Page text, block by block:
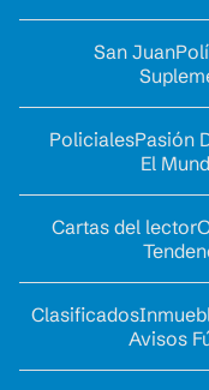
San Juan
PolicialesPasión
El
Cartas del lector
Clasificados
Avisos